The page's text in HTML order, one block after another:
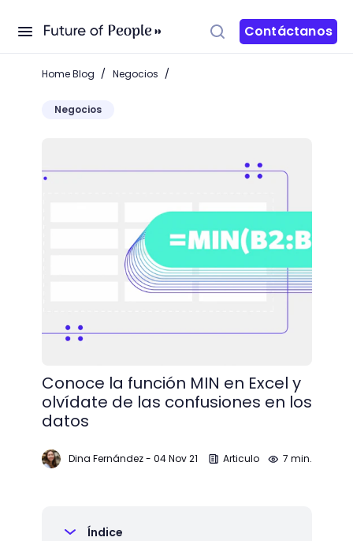
Contáctanos
Home Blog / Negocios /
Negocios
Conoce la función MIN en Excel y
olvídate de las confusiones en los
datos
Dina Fernández- 04 Nov 21 Articulo 7 min.
Índice